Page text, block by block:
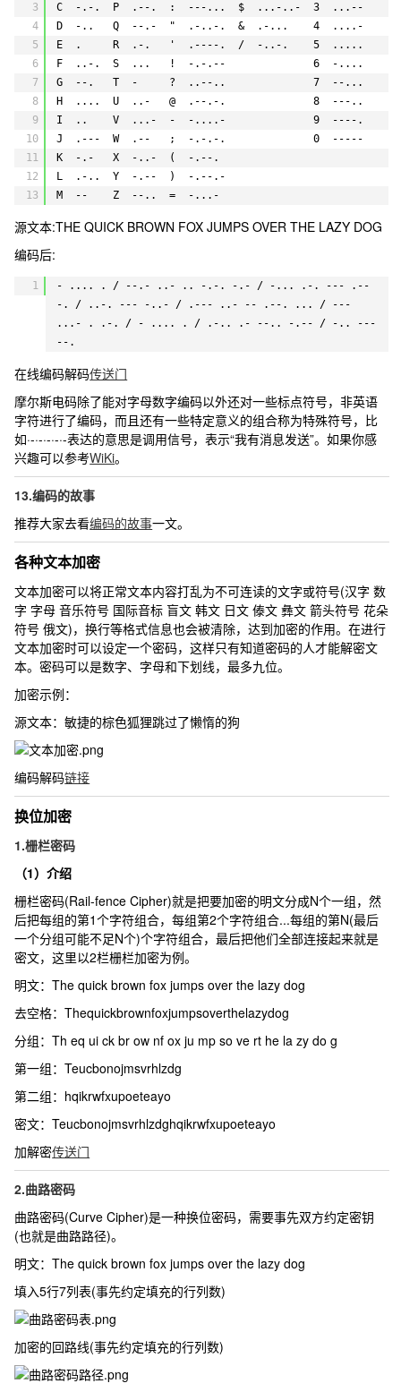
3
4
5
6
7
8
9
10
11
12
13
C  -.-.  P  .--.  :  ---...  $  ...-..-  3  ...--
D  -..   Q  --.-  "  .-..-.  &  .-...    4  ....-
E  .     R  .-.   '  .----.  /  -..-.    5  .....
F  ..-.  S  ...   !  -.-.--              6  -....
G  --.   T  -     ?  ..--..              7  --...
H  ....  U  ..-   @  .--.-.              8  ---..
I  ..    V  ...-  -  -....-              9  ----.
J  .---  W  .--   ;  -.-.-.              0  -----
K  -.-   X  -..-  (  -.--.
L  .-..  Y  -.--  )  -.--.-
源文本:THE QUICK BROWN FOX JUMPS OVER THE LAZY DOG
编码后:
1
- .... . / --.- ..- .. -.-. -.- / -... .-. --- .--
-. / ..-. --- -..- / .--- ..- -- .--. ... / ---
...- . .-. / - .... . / .-.. .- --.. -.-- / -.. ---
--.
在线编码解码传送门
摩尔斯电码除了能对字母数字编码以外还对一些标点符号，非英语
字符进行了编码，而且还有一些特定意义的组合称为特殊符号，比
如·-·-·-·-·-表达的意思是调用信号，表示“我有消息发送”。如果你感
兴趣可以参考WiKi。
13.编码的故事
推荐大家去看编码的故事一文。
各种文本加密
文本加密可以将正常文本内容打乱为不可连读的文字或符号(汉字 数
字 字母 音乐符号 国际音标 盲文 韩文 日文 傣文 彝文 箭头符号 花朵
符号 俄文)，换行等格式信息也会被清除，达到加密的作用。在进行
文本加密时可以设定一个密码，这样只有知道密码的人才能解密文
本。密码可以是数字、字母和下划线，最多九位。
加密示例：
源文本：敏捷的棕色狐狸跳过了懒惰的狗
编码解码链接
换位加密
1.栅栏密码
（1）介绍
栅栏密码(Rail-fence Cipher)就是把要加密的明文分成N个一组，然
后把每组的第1个字符组合，每组第2个字符组合...每组的第N(最后
一个分组可能不足N个)个字符组合，最后把他们全部连接起来就是
密文，这里以2栏栅栏加密为例。
明文：The quick brown fox jumps over the lazy dog
去空格：Thequickbrownfoxjumpsoverthelazydog
分组：Th eq ui ck br ow nf ox ju mp so ve rt he la zy do g
第一组：Teucbonojmsvrhlzdg
第二组： hqikrwfxupoeteayo
密文：Teucbonojmsvrhlzdghqikrwfxupoeteayo
加解密传送门
2.曲路密码
曲路密码(Curve Cipher)是一种换位密码，需要事先双方约定密钥
(也就是曲路路径)。
明文：The quick brown fox jumps over the lazy dog
填入5行7列表(事先约定填充的行列数)
加密的回路线(事先约定填充的行列数)